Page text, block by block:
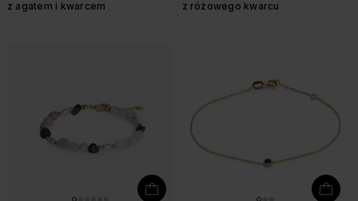
z agatem i kwarcem
z różowego kwarcu